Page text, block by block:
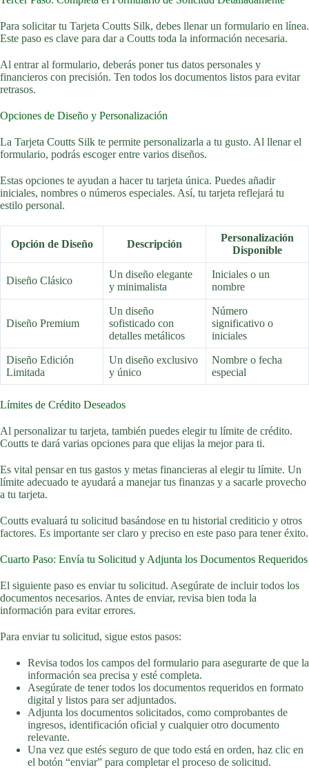
Para solicitar tu Tarjeta Coutts Silk, debes llenar un formulario en línea.
Este paso es clave para dar a Coutts toda la información necesaria.
Al entrar al formulario, deberás poner tus datos personales y
financieros con precisión. Ten todos los documentos listos para evitar
retrasos.
Opciones de Diseño y Personalización
La Tarjeta Coutts Silk te permite personalizarla a tu gusto. Al llenar el
formulario, podrás escoger entre varios diseños.
Estas opciones te ayudan a hacer tu tarjeta única. Puedes añadir
iniciales, nombres o números especiales. Así, tu tarjeta reflejará tu
estilo personal.
Opción de Diseño Descripción
Personalización
Disponible
Diseño Clásico
Un diseño elegante
y minimalista
Iniciales o un
nombre
Diseño Premium
Un diseño
sofisticado con
detalles metálicos
Número
significativo o
iniciales
Diseño Edición
Limitada
Un diseño exclusivo
y único
Nombre o fecha
especial
Límites de Crédito Deseados
Al personalizar tu tarjeta, también puedes elegir tu límite de crédito.
Coutts te dará varias opciones para que elijas la mejor para ti.
Es vital pensar en tus gastos y metas financieras al elegir tu límite. Un
límite adecuado te ayudará a manejar tus finanzas y a sacarle provecho
a tu tarjeta.
Coutts evaluará tu solicitud basándose en tu historial crediticio y otros
factores. Es importante ser claro y preciso en este paso para tener éxito.
Cuarto Paso: Envía tu Solicitud y Adjunta los Documentos Requeridos
El siguiente paso es enviar tu solicitud. Asegúrate de incluir todos los
documentos necesarios. Antes de enviar, revisa bien toda la
información para evitar errores.
Para enviar tu solicitud, sigue estos pasos:
Revisa todos los campos del formulario para asegurarte de que la
información sea precisa y esté completa.
Asegúrate de tener todos los documentos requeridos en formato
digital y listos para ser adjuntados.
Adjunta los documentos solicitados, como comprobantes de
ingresos, identificación oficial y cualquier otro documento
relevante.
Una vez que estés seguro de que todo está en orden, haz clic en
el botón “enviar” para completar el proceso de solicitud.